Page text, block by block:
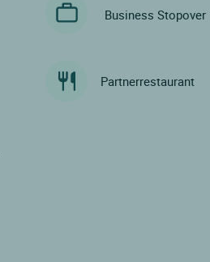
Business Stopover
Partnerrestaurant